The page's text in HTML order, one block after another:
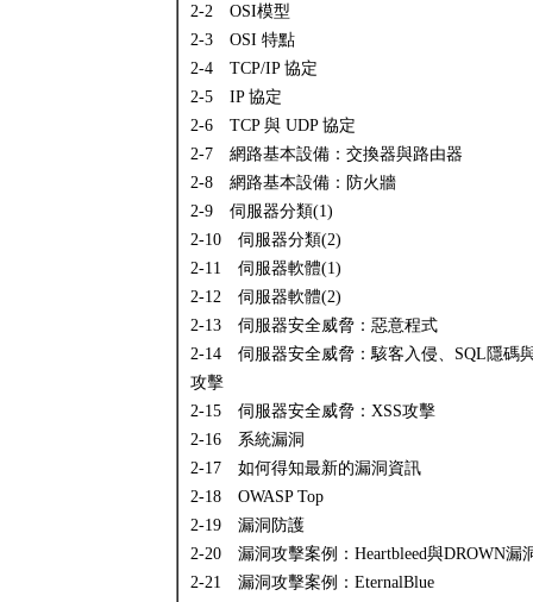
2-2 OSI模型
2-3 OSI 特點
2-4 TCP/IP 協定
2-5 IP 協定
2-6 TCP 與 UDP 協定
2-7 網路基本設備：交換器與路由器
2-8 網路基本設備：防火牆
2-9 伺服器分類(1)
2-10 伺服器分類(2)
2-11 伺服器軟體(1)
2-12 伺服器軟體(2)
2-13 伺服器安全威脅：惡意程式
2-14 伺服器安全威脅：駭客入侵、SQL隱碼
攻擊
2-15 伺服器安全威脅：XSS攻擊
2-16 系統漏洞
2-17 如何得知最新的漏洞資訊
2-18 OWASP Top
2-19 漏洞防護
2-20 漏洞攻擊案例：Heartbleed與DROWN漏
2-21 漏洞攻擊案例：EternalBlue